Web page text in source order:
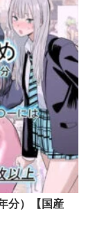
分）【国産